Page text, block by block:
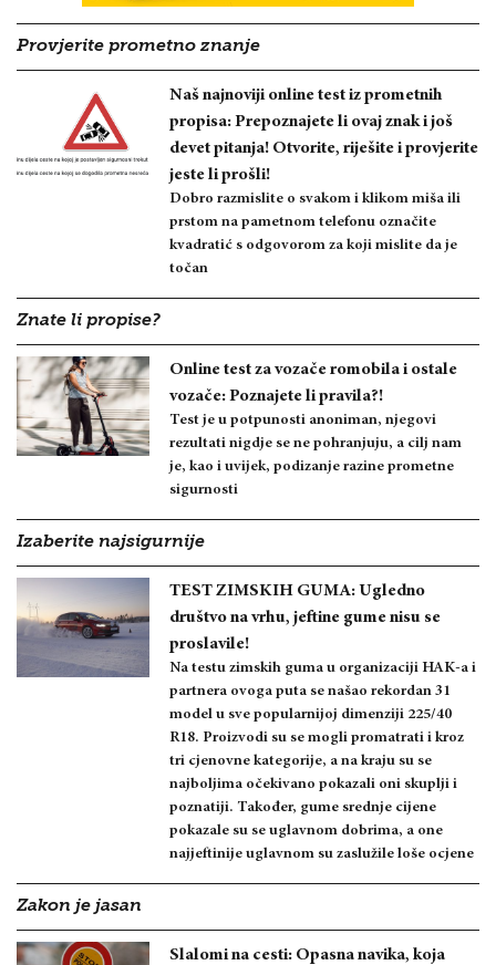
Provjerite prometno znanje
Naš najnoviji online test iz prometnih
propisa: Prepoznajete li ovaj znak i još
devet pitanja! Otvorite, riješite i provjerite
jeste li prošli!
Dobro razmislite o svakom i klikom miša ili
prstom na pametnom telefonu označite
kvadratić s odgovorom za koji mislite da je
točan
Znate li propise?
Online test za vozače romobila i ostale
vozače: Poznajete li pravila?!
Test je u potpunosti anoniman, njegovi
rezultati nigdje se ne pohranjuju, a cilj nam
je, kao i uvijek, podizanje razine prometne
sigurnosti
Izaberite najsigurnije
TEST ZIMSKIH GUMA: Ugledno
društvo na vrhu, jeftine gume nisu se
proslavile!
Na testu zimskih guma u organizaciji HAK-a i
partnera ovoga puta se našao rekordan 31
model u sve popularnijoj dimenziji 225/40
R18. Proizvodi su se mogli promatrati i kroz
tri cjenovne kategorije, a na kraju su se
najboljima očekivano pokazali oni skuplji i
poznatiji. Također, gume srednje cijene
pokazale su se uglavnom dobrima, a one
najjeftinije uglavnom su zaslužile loše ocjene
Zakon je jasan
Slalomi na cesti: Opasna navika, koja